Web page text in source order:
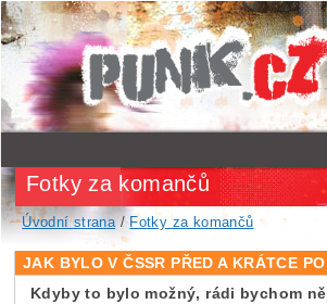
Fotky za komančů
Úvodní strana/ Fotky za komančů
JAK BYLO V ČSSR PŘED A KRÁTCE
Kdyby to bylo možný, rádi bychom